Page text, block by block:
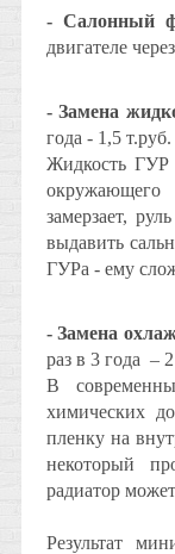
- Салонный
двигателе
- Замена
года - 1,5 т.руб.
Жидкость ГУР
замерзает,
выдавить
ГУРа - ему
- Замена
раз в 3 года – 2
В
химических
пленку на
некоторый
радиатор
Результат